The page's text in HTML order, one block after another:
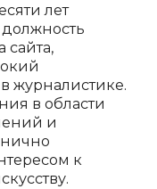
лет
сайта,
журналистике.
в области
и
к